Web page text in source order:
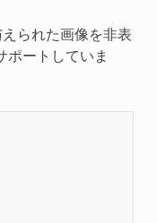
えられた画像を非表
ポートしていま